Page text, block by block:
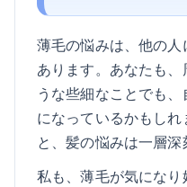
薄毛の悩みは、他の
あります。あなたも
うな些細なことでも
になっているかもし
と、髪の悩みは一層深
私も、薄毛が気にな